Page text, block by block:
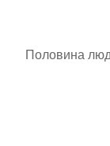
Половина